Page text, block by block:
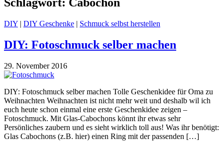
DIY | DIY Geschenke | Schmuck selbst herstellen
DIY: Fotoschmuck selber machen
29. November 2016
DIY: Fotoschmuck selber machen Tolle Geschenkidee für Oma zu
Weihnachten Weihnachten ist nicht mehr weit und deshalb wil ich
euch heute schon einmal eine erste Geschenkidee zeigen –
Fotoschmuck. Mit Glas-Cabochons könnt ihr etwas sehr
Persönliches zaubern und es sieht wirklich toll aus! Was ihr benötigt:
Glas Cabochons (z.B. hier) einen Ring mit der passenden […]